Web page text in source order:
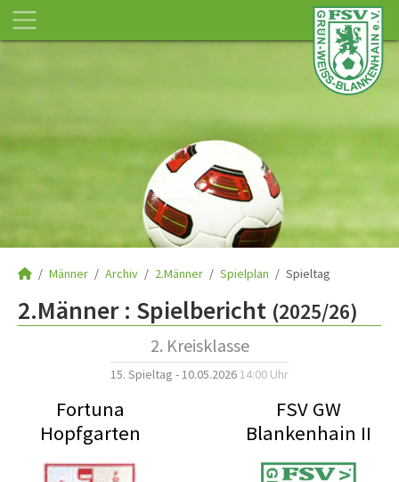
Männer Archiv 2.Männer Spielplan Spieltag
2.Männer : Spielbericht (2025/26)
2. Kreisklasse
15. Spieltag - 10.05.2026 14:00 Uhr
Fortuna
Hopfgarten
FSV GW
Blankenhain II